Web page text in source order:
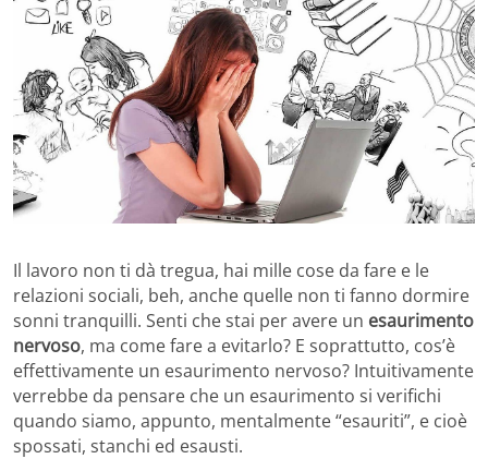
Il lavoro non ti dà tregua, hai mille cose da fare e le
relazioni sociali, beh, anche quelle non ti fanno dormire
sonni tranquilli. Senti che stai per avere un esaurimento
nervoso, ma come fare a evitarlo? E soprattutto, cos’è
effettivamente un esaurimento nervoso? Intuitivamente
verrebbe da pensare che un esaurimento si verifichi
quando siamo, appunto, mentalmente “esauriti”, e cioè
spossati, stanchi ed esausti.